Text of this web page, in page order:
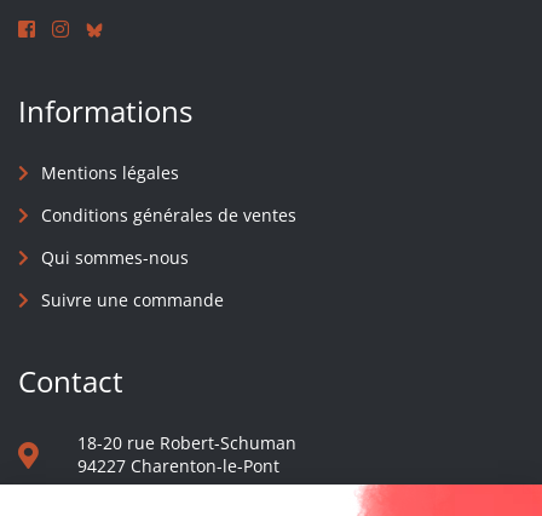
Informations
Mentions légales
Conditions générales de ventes
Qui sommes-nous
Suivre une commande
Contact
18-20 rue Robert-Schuman
94227 Charenton-le-Pont